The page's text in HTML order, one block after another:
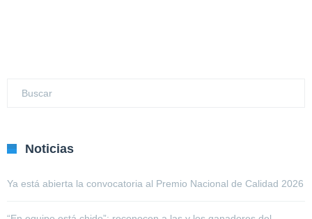
Noticias
Ya está abierta la convocatoria al Premio Nacional de Calidad 2026